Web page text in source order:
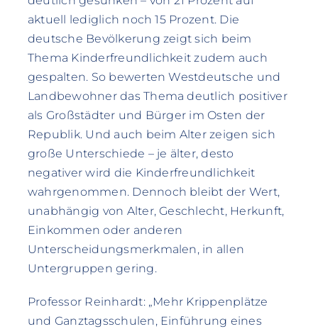
aktuell lediglich noch 15 Prozent. Die
deutsche Bevölkerung zeigt sich beim
Thema Kinderfreundlichkeit zudem auch
gespalten. So bewerten Westdeutsche und
Landbewohner das Thema deutlich positiver
als Großstädter und Bürger im Osten der
Republik. Und auch beim Alter zeigen sich
große Unterschiede – je älter, desto
negativer wird die Kinderfreundlichkeit
wahrgenommen. Dennoch bleibt der Wert,
unabhängig von Alter, Geschlecht, Herkunft,
Einkommen oder anderen
Unterscheidungsmerkmalen, in allen
Untergruppen gering.
Professor Reinhardt: „Mehr Krippenplätze
und Ganztagsschulen, Einführung eines